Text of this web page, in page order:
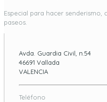
Especial para hacer senderismo,
paseos.
Avda. Guardia Civil, n.54
46691 Vallada
VALENCIA
Teléfono